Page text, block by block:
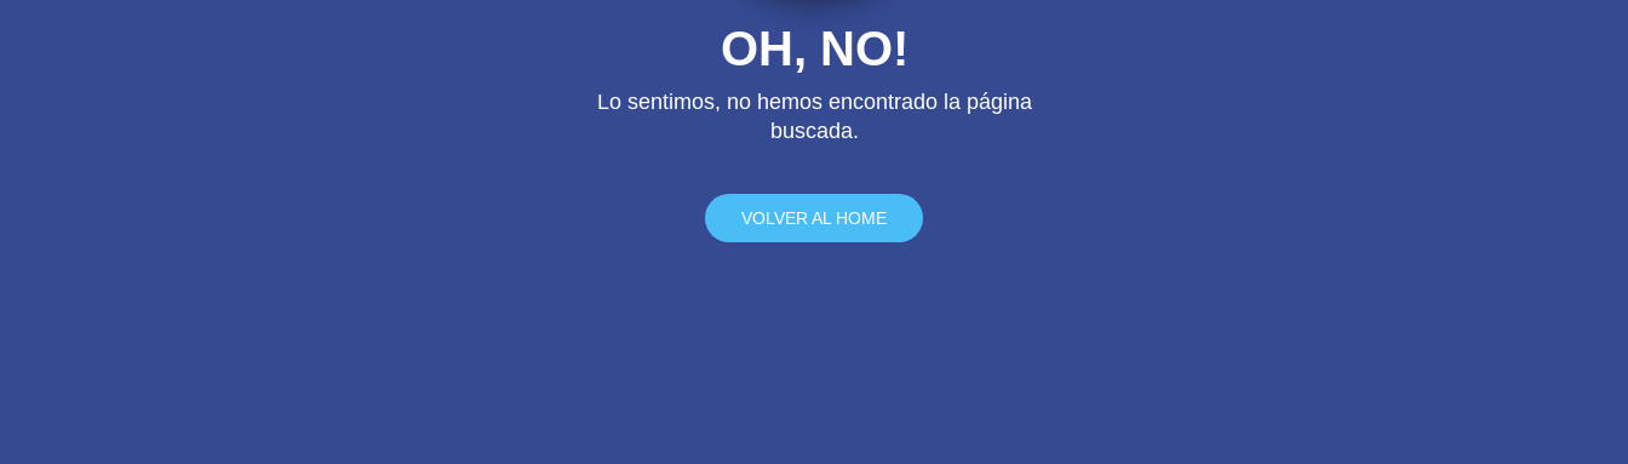
OH, NO!
Lo sentimos, no hemos encontrado la página
buscada.
VOLVER AL HOME